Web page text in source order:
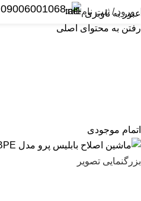
عبور به ناوبری
رفتن به محتوای اصلی
ورود / ثبت نام 09006001068
و کلیپر ریش تراش
اتمام موجودی
بزرگنمایی تصویر